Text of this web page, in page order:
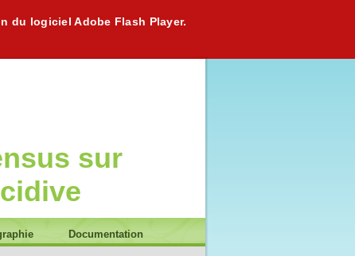
du logiciel Adobe Flash Player.
sur
Documentation